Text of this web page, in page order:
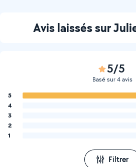
Avis laissés sur
5/5
Basé sur 4 avis
5
4
3
2
1
Filtrer